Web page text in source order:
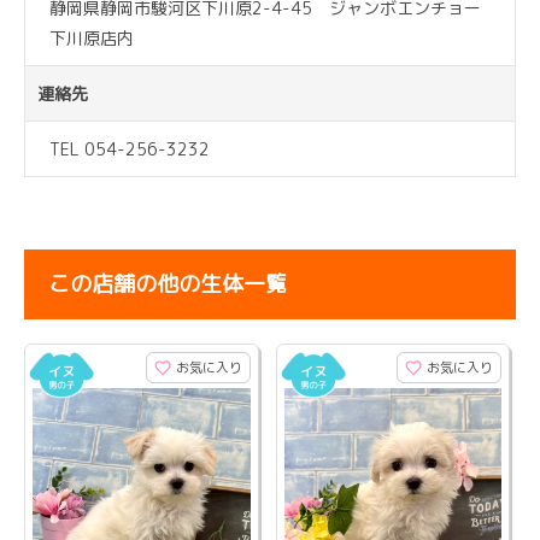
静岡県静岡市駿河区下川原2-4-45 ジャンボエンチョー
下川原店内
連絡先
TEL 054-256-3232
この店舗の他の生体一覧
お気に入り お気に入り